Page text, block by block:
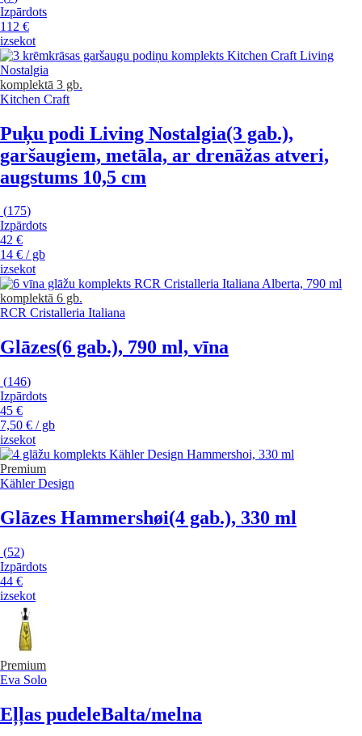
Izpārdots
112 €
izsekot
komplektā 3 gb.
Kitchen Craft
Puķu podi Living Nostalgia(3 gab.),
garšaugiem, metāla, ar drenāžas atveri,
augstums 10,5 cm
(175)
Izpārdots
42 €
14 € / gb
izsekot
komplektā 6 gb.
RCR Cristalleria Italiana
Glāzes(6 gab.), 790 ml, vīna
(146)
Izpārdots
45 €
7,50 € / gb
izsekot
Premium
Kähler Design
Glāzes Hammershøi(4 gab.), 330 ml
(52)
Izpārdots
44 €
izsekot
Premium
Eva Solo
Eļļas pudeleBalta/melna